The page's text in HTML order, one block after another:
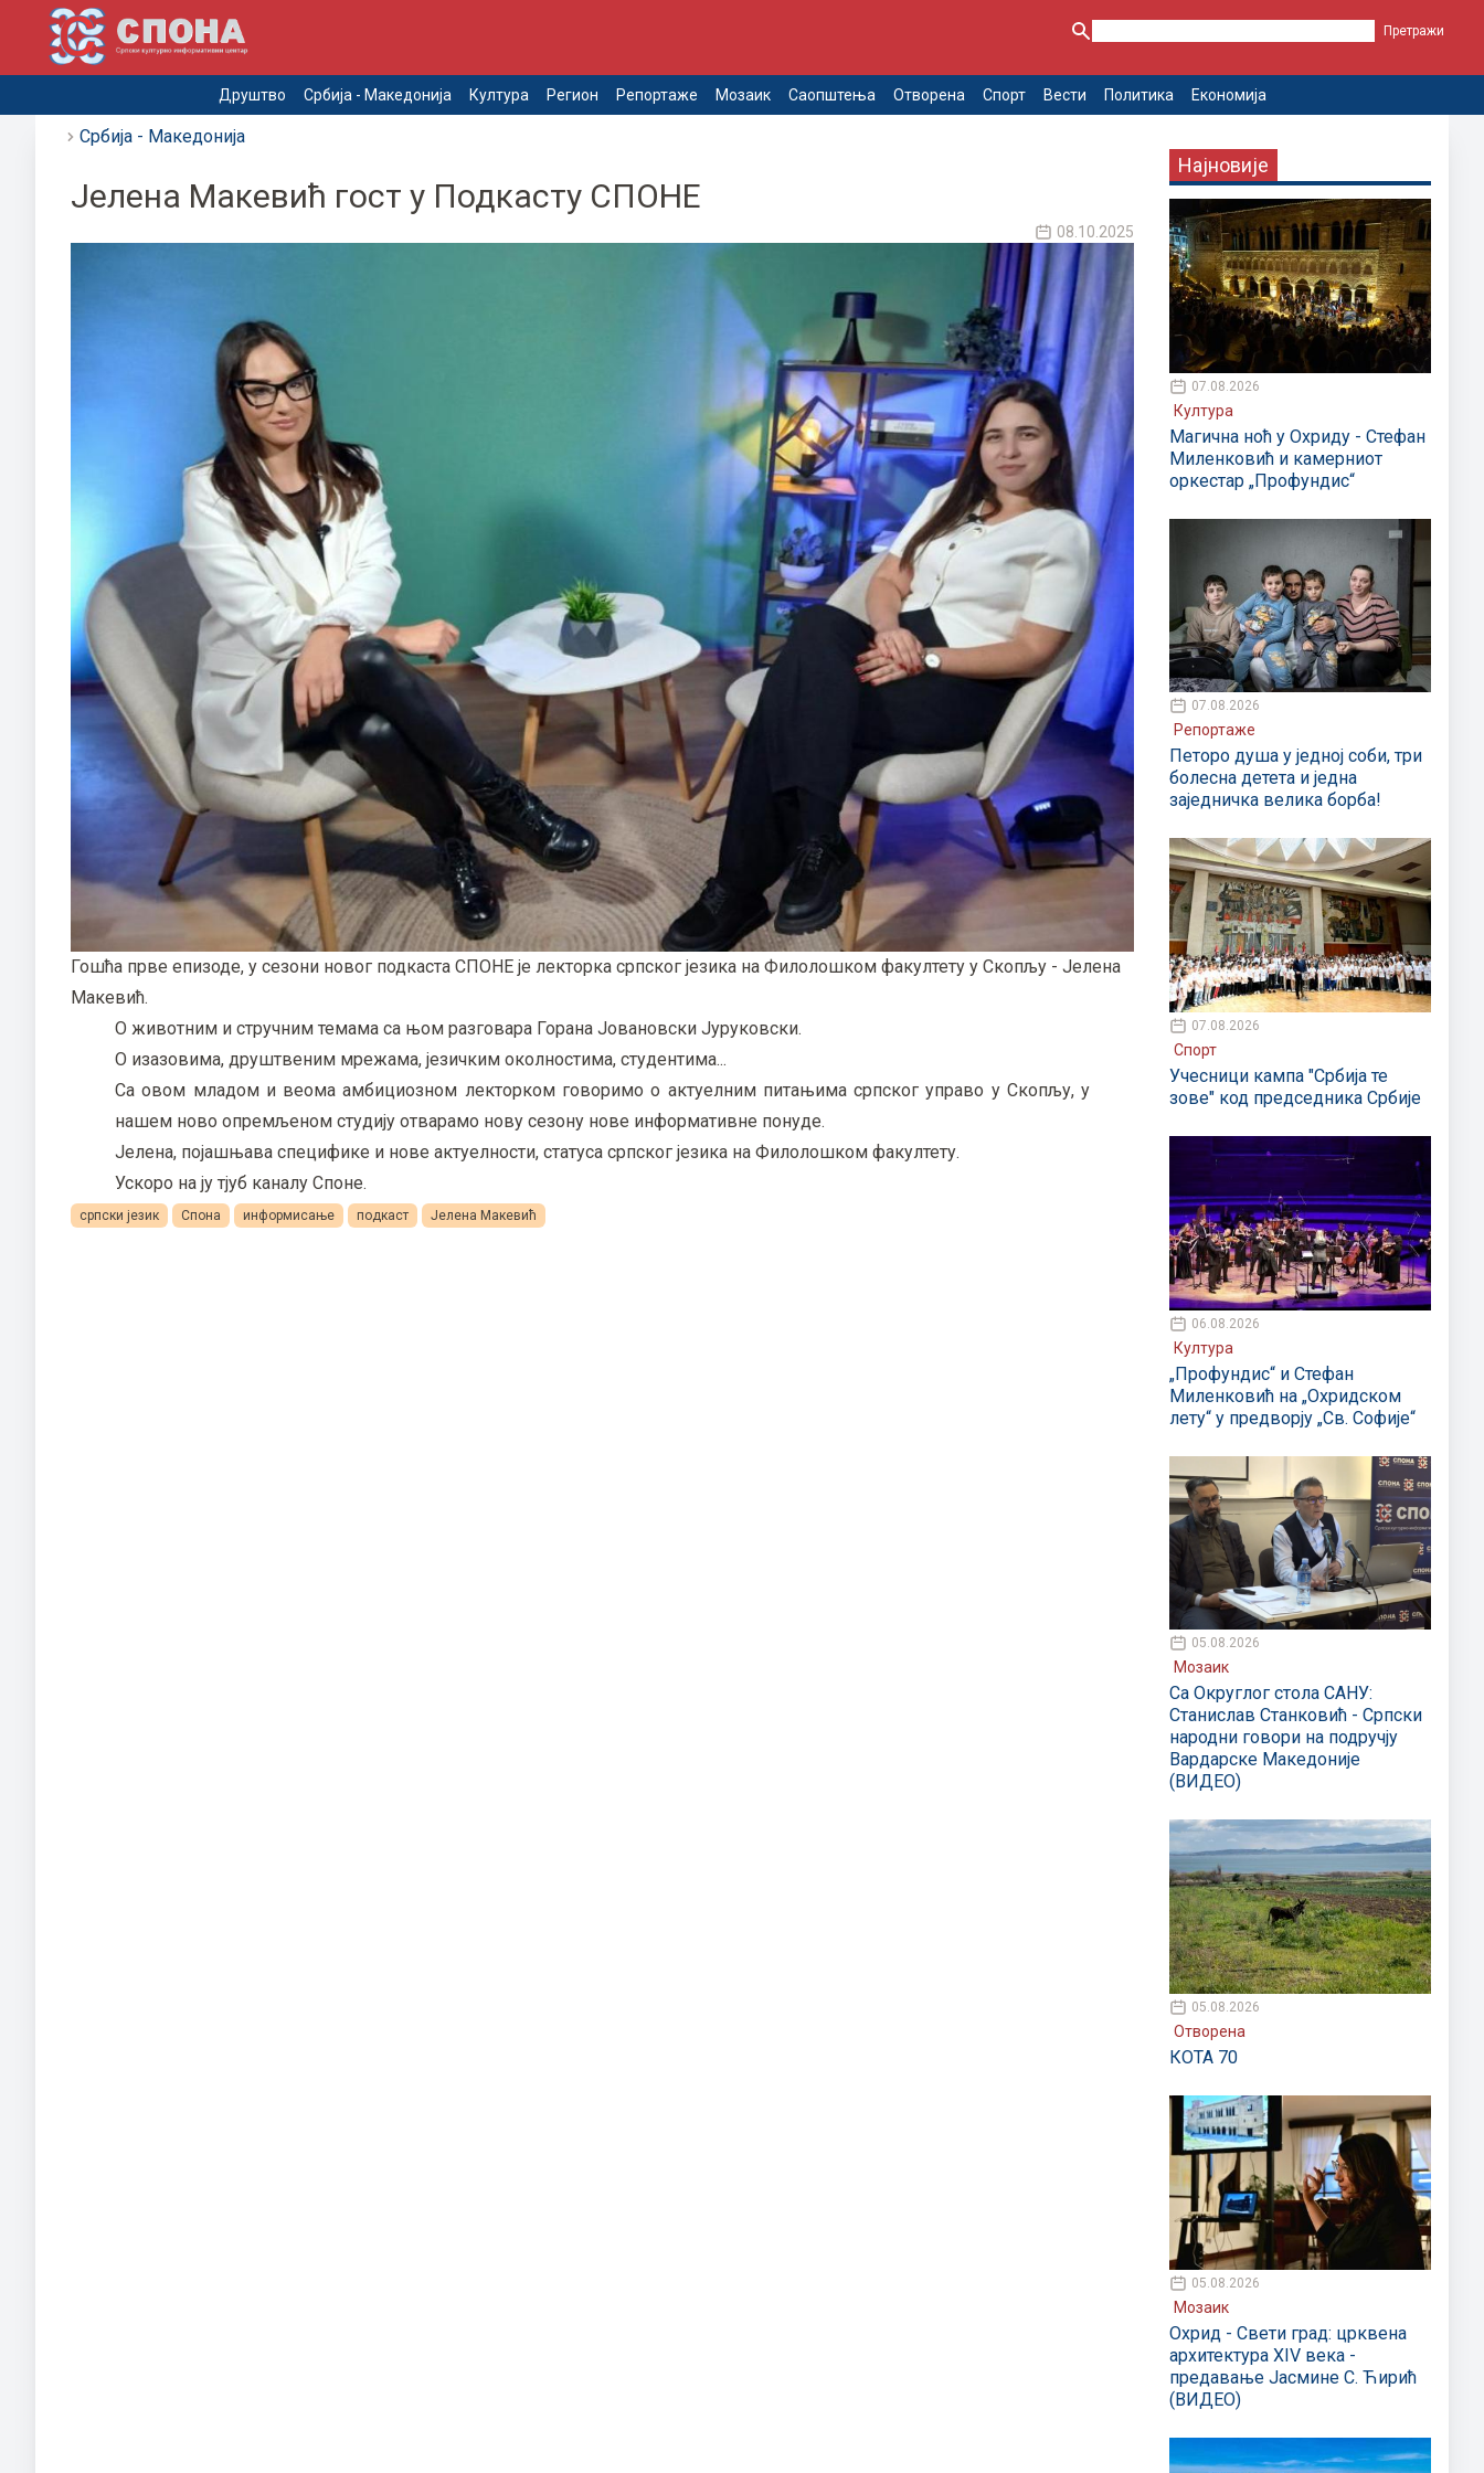
Друштво Србија - Македонија Култура Регион Репортаже Мозаик Саопштења Отворена Спорт Вести Политика Економија
Србија - Македонија
Јелена Макевић гост у Подкасту СПОНЕ
08.10.2025
Гошћа прве епизоде, у сезони новог подкаста СПОНЕ је лекторка српског језика на Филолошком факултету у Скопљу - Јелена
Макевић.
О животним и стручним темама са њом разговара Горана Јовановски Јуруковски.
О изазовима, друштвеним мрежама, језичким околностима, студентима...
Са овом младом и веома амбициозном лекторком говоримо о актуелним питањима српског управо у Скопљу, у
нашем ново опремљеном студију отварамо нову сезону нове информативне понуде.
Јелена, појашњава специфике и нове актуелности, статуса српског језика на Филолошком факултету.
Ускоро на ју тјуб каналу Споне.
српски језик Спона информисање подкаст Јелена Макевић
Најновије
07.08.2026
Култура
Магична ноћ у Охриду - Стефан
Миленковић и камерниот
оркестар „Профундис“
07.08.2026
Репортаже
Петоро душа у једној соби, три
болесна детета и једна
заједничка велика борба!
07.08.2026
Спорт
Учесници кампа "Србија те
зове" код председника Србије
06.08.2026
Култура
„Профундис“ и Стефан
Миленковић на „Охридском
лету“ у предворју „Св. Софије“
05.08.2026
Мозаик
Са Округлог стола САНУ:
Станислав Станковић - Српски
народни говори на подручју
Вардарске Македоније
(ВИДЕО)
05.08.2026
Отворена
КОТА 70
05.08.2026
Мозаик
Охрид - Свети град: црквена
архитектура XIV века -
предавање Јасмине С. Ћирић
(ВИДЕО)